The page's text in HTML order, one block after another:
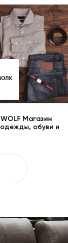
Магазин
обуви и